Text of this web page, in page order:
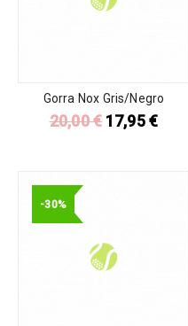
Gorra Nox Gris/Negro
20,00€ 17,95€
-30%